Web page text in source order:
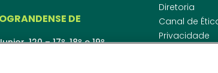
DE
120 – 17º, 18º e 19º
Diretoria
Canal de
Privacidade